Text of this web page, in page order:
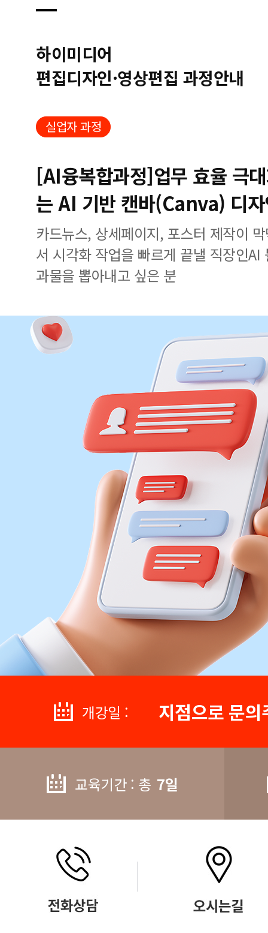
하이미디어
편집디자인·영상편집 과정안내
실업자 과정
[AI융복합과정]업무 효율 극
는 AI 기반 캔바(Canva) 디
카드뉴스, 상세페이지, 포스터 제작이
서 시각화 작업을 빠르게 끝낼 직장인AI
과물을 뽑아내고 싶은 분
개강일 : 지점으로 문
교육기간 : 총 7일